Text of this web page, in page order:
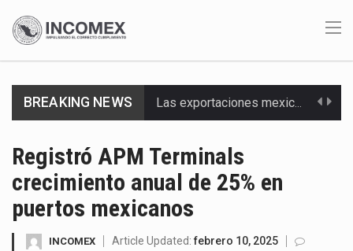
BREAKING NEWS
Ante la suspensión temporal de las inspecciones sanitarias del Departamento de Agricultura de Estados Unidos…
Registró APM Terminals
crecimiento anual de 25% en
puertos mexicanos
INCOMEX Article Updated:febrero 10, 2025